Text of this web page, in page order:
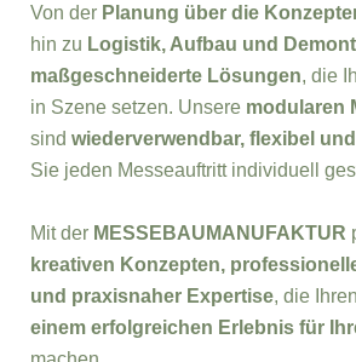
Von der Planung über die
hin zu Logistik, Aufbau und
maßgeschneiderte Lösungen, die
in Szene setzen. Unsere modularen
sind wiederverwendbar, flexibel
Sie jeden Messeauftritt individuell
Mit der MESSEBAUMANUFAKTUR
kreativen Konzepten,
und praxisnaher Expertise, die
einem erfolgreichen Erlebnis für